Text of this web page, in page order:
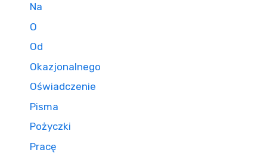
Na
O
Od
Okazjonalnego
Oświadczenie
Pisma
Pożyczki
Pracę